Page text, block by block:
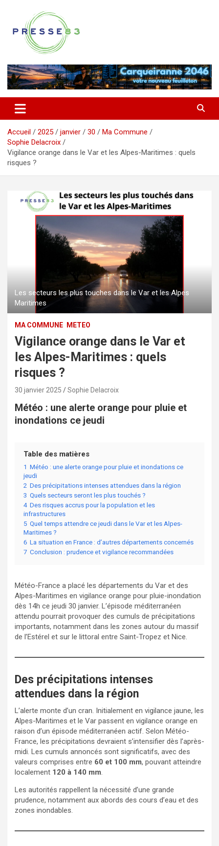
contenu
Presse 83
Accueil 2025 janvier 30
Ma Commune
Sophie Delacroix
Vigilance orange dans le Var et les Alpes-Maritimes : quels
risques ?
Les secteurs les plus touches dans le Var et les Alpes
Maritimes
MA COMMUNE METEO
Vigilance orange dans le Var et
les Alpes-Maritimes : quels
risques ?
30 janvier 2025 Sophie Delacroix
Météo : une alerte orange pour pluie et
inondations ce jeudi
Table des matières
1 Météo : une alerte orange pour pluie et inondations ce
jeudi
2 Des précipitations intenses attendues dans la région
3 Quels secteurs seront les plus touchés ?
4 Des risques accrus pour la population et les
infrastructures
5 Quel temps attendre ce jeudi dans le Var et les Alpes-
Maritimes ?
6 La situation en France : d’autres départements concernés
7 Conclusion : prudence et vigilance recommandées
Météo-France a placé les départements du Var et des
Alpes-Maritimes en vigilance orange pour pluie-inondation
dès 14h ce jeudi 30 janvier. L’épisode méditerranéen
attendu pourrait provoquer des cumuls de précipitations
importants, notamment dans les zones autour du massif
de l’Estérel et sur le littoral entre Saint-Tropez et Nice.
Des précipitations intenses
attendues dans la région
L’alerte monte d’un cran. Initialement en vigilance jaune, les
Alpes-Maritimes et le Var passent en vigilance orange en
raison d’un épisode méditerranéen actif. Selon Météo-
France, les précipitations devraient s’intensifier dès l’après-
midi. Les cumuls annoncés sont significatifs, avec des
valeurs comprises entre 60 et 100 mm, pouvant atteindre
localement 120 à 140 mm.
Les autorités rappellent la nécessité d’une grande
prudence, notamment aux abords des cours d’eau et des
zones inondables.